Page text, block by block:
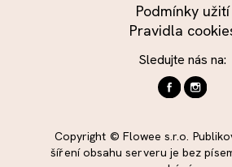
Podmínky užití
Pravidla
Sledujte nás na:
Copyright © Flowee s.r.o.
šíření obsahu serveru je bez